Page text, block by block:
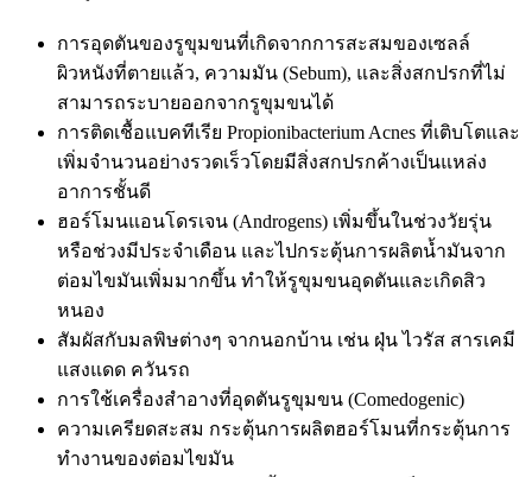
การอุดตันของรูขุมขนที่เกิดจากการสะสมของเซลล์
ผิวหนังที่ตายแล้ว, ความมัน (Sebum), และสิ่งสกปรกที่ไม่
สามารถระบายออกจากรูขุมขนได้
การติดเชื้อแบคทีเรีย Propionibacterium Acnes ที่เติบโตและ
เพิ่มจำนวนอย่างรวดเร็วโดยมีสิ่งสกปรกค้างเป็นแหล่ง
อาการชั้นดี
ฮอร์โมนแอนโดรเจน (Androgens) เพิ่มขึ้นในช่วงวัยรุ่น
หรือช่วงมีประจำเดือน และไปกระตุ้นการผลิตน้ำมันจาก
ต่อมไขมันเพิ่มมากขึ้น ทำให้รูขุมขนอุดตันและเกิดสิว
หนอง
สัมผัสกับมลพิษต่างๆ จากนอกบ้าน เช่น ฝุ่น ไวรัส สารเคมี
แสงแดด ควันรถ
การใช้เครื่องสำอางที่อุดตันรูขุมขน (Comedogenic)
ความเครียดสะสม กระตุ้นการผลิตฮอร์โมนที่กระตุ้นการ
ทำงานของต่อมไขมัน